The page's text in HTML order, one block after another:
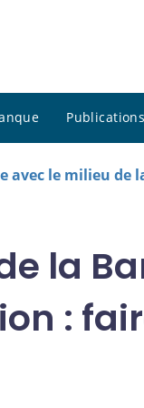
Publications
avec le milieu de
la
: